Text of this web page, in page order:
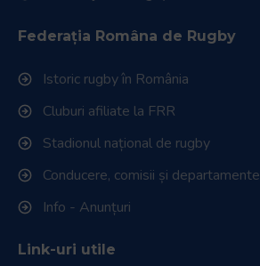
Federația Româna de Rugby
Istoric rugby în România
Cluburi afiliate la FRR
Stadionul național de rugby
Conducere, comisii și departamente
Info - Anunțuri
Link-uri utile